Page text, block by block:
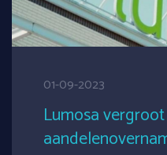
01-09-2023
Lumosa